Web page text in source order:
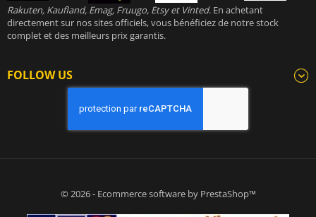
Rakuten, Kaufland, Emag, Fruugo, Etsy et Vinted. En achetant
directement sur nos sites officiels, vous bénéficiez de notre stock
complet et des meilleurs prix garantis.
FOLLOW US
© 2026 - Ecommerce software by PrestaShop™